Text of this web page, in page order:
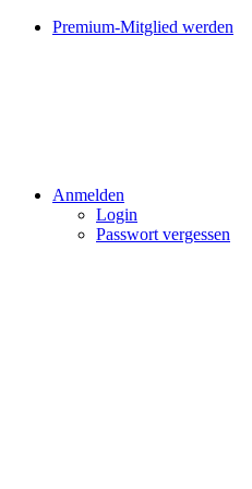
Premium-Mitglied werden
Anmelden
Login
Passwort vergessen